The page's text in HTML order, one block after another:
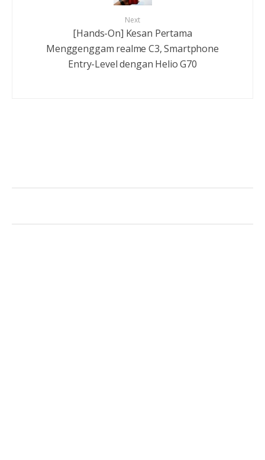
Next
[Hands-On] Kesan Pertama
Menggenggam realme C3, Smartphone
Entry-Level dengan Helio G70